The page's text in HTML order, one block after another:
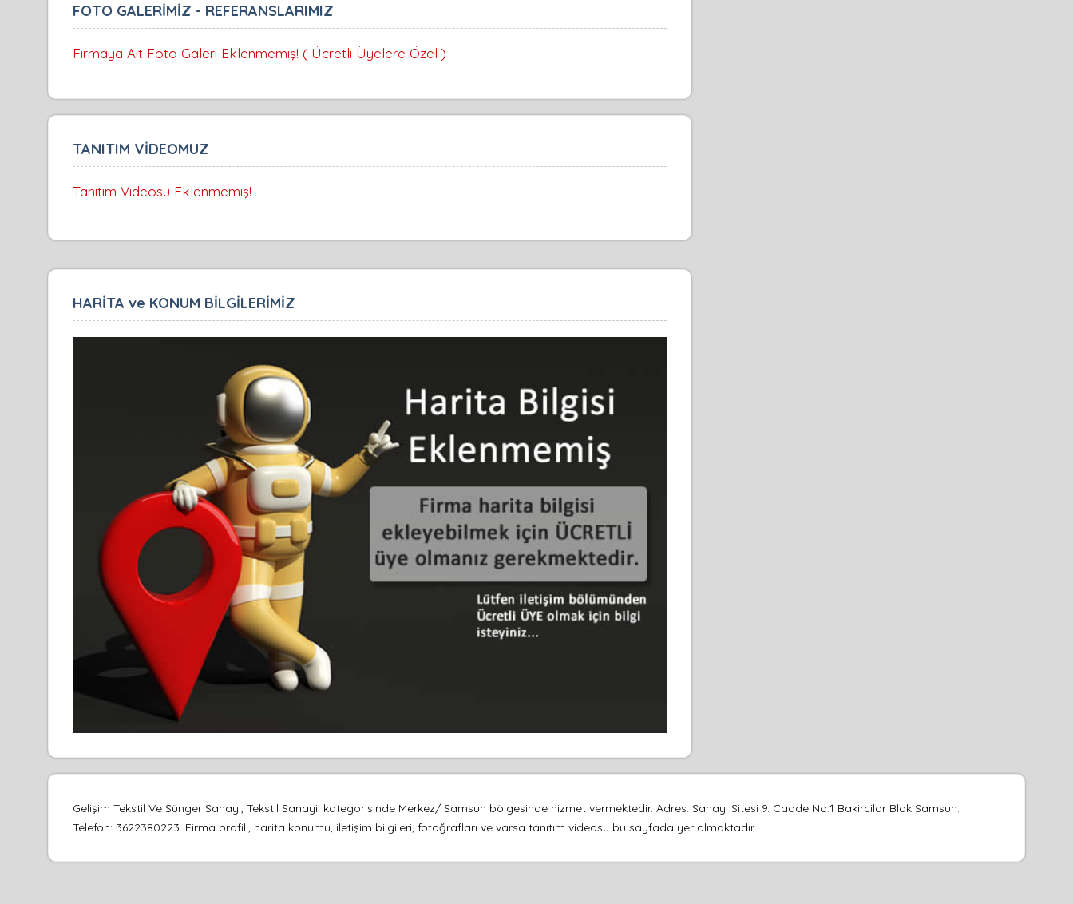
FOTO GALERİMİZ - REFERANSLARIMIZ
Firmaya Ait Foto Galeri Eklenmemiş! ( Ücretli Üyelere Özel )
TANITIM VİDEOMUZ
Tanıtım Videosu Eklenmemiş!
HARİTA ve KONUM BİLGİLERİMİZ
Gelişim Tekstil Ve Sünger Sanayi, Tekstil Sanayii kategorisinde Merkez/ Samsun bölgesinde hizmet vermektedir. Adres: Sanayi Sitesi 9. Cadde No:1 Bakircilar Blok Samsun.
Telefon: 3622380223. Firma profili, harita konumu, iletişim bilgileri, fotoğrafları ve varsa tanıtım videosu bu sayfada yer almaktadır.